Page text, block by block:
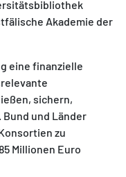
Akademie der
eine finanzielle
sichern,
und Länder
zu
Millionen Euro